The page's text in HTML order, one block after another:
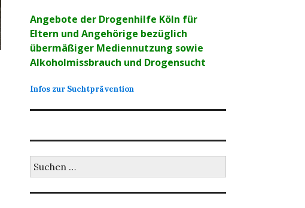
Angebote der Drogenhilfe Köln für
Eltern und Angehörige bezüglich
übermäßiger Mediennutzung sowie
Alkoholmissbrauch und Drogensucht
Infos zur Suchtprävention
nach: